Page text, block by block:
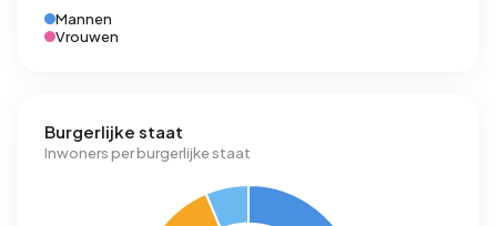
Mannen
Vrouwen
Burgerlijke staat
Inwoners per burgerlijke staat